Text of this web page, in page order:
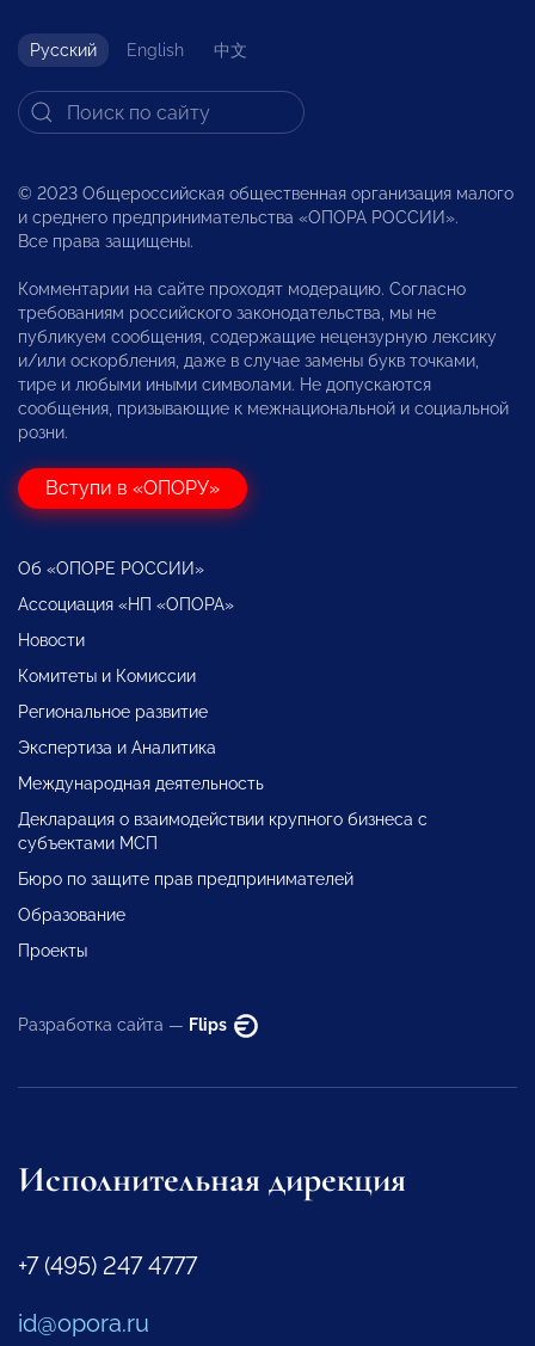
Русский English 中文
© 2023 Общероссийская общественная организация малого
и среднего предпринимательства «ОПОРА РОССИИ».
Все права защищены.
Комментарии на сайте проходят модерацию. Согласно
требованиям российского законодательства, мы не
публикуем сообщения, содержащие нецензурную лексику
и/или оскорбления, даже в случае замены букв точками,
тире и любыми иными символами. Не допускаются
сообщения, призывающие к межнациональной и социальной
розни.
Вступи в «ОПОРУ»
Об «ОПОРЕ РОССИИ»
Ассоциация «НП «ОПОРА»
Новости
Комитеты и Комиссии
Региональное развитие
Экспертиза и Аналитика
Международная деятельность
Декларация о взаимодействии крупного бизнеса с
субъектами МСП
Бюро по защите прав предпринимателей
Образование
Проекты
Разработка сайта — Flips
Исполнительная дирекция
+7 (495) 247 4777
id@opora.ru